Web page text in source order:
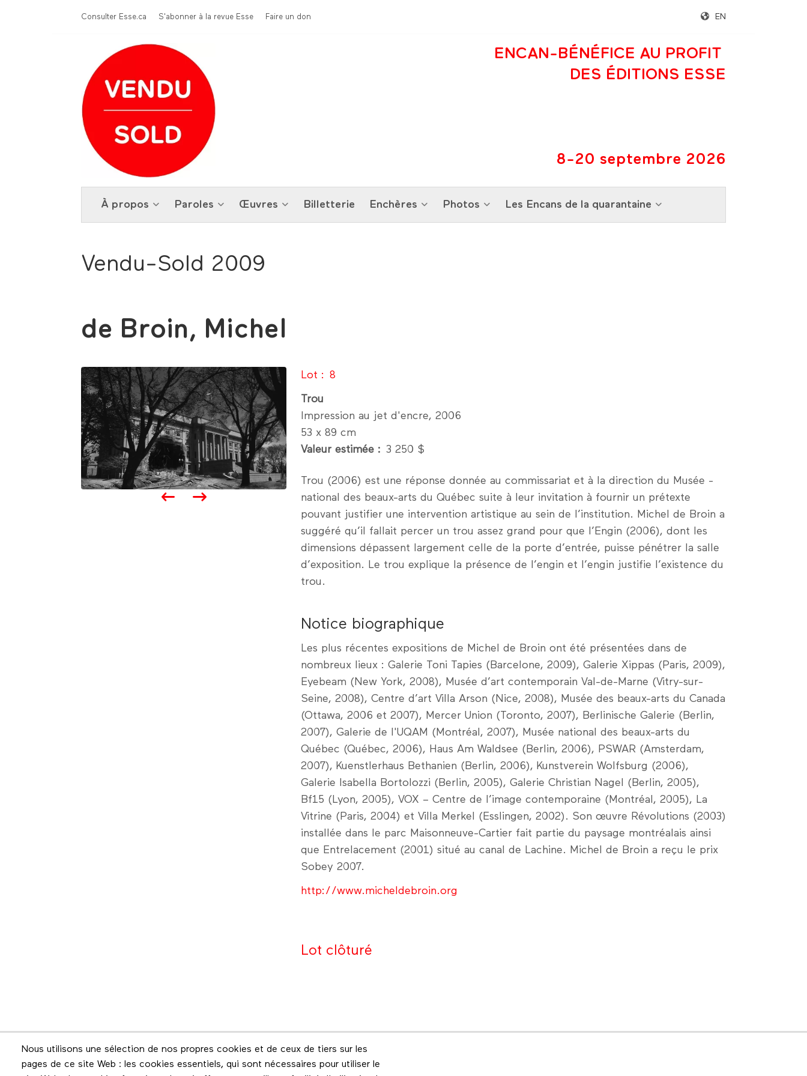
Menu Top
Consulter Esse.ca S'abonner à la revue Esse Faire un don EN
ENCAN-BÉNÉFICE AU PROFIT
DES ÉDITIONS ESSE
8-20 septembre 2026
À propos Paroles Œuvres Billetterie Enchères Photos Les Encans de la quarantaine
Vendu-Sold 2009
de Broin, Michel
Lot 8
Trou
Impression au jet d'encre, 2006
53 x 89 cm
Valeur estimée
3 250 $
Trou (2006) est une réponse donnée au ­commissariat et à la direction du Musée ­
national des beaux-arts du Québec suite à leur invitation à fournir un prétexte
pouvant ­justifier une ­intervention artistique au sein de l’institution. Michel de Broin a
suggéré qu’il fallait percer un trou assez grand pour que l’Engin (2006), dont les
dimensions ­dépassent largement celle de la porte d’entrée, puisse pénétrer la salle
d’exposition. Le trou explique la présence de l’engin et l’engin justifie l’existence du
trou.
Notice biographique
Les plus récentes expositions de Michel de Broin ont été présentées dans de
nombreux lieux : Galerie Toni Tapies (Barcelone, 2009), Galerie Xippas (Paris, 2009),
Eyebeam (New York, 2008), Musée d’art contemporain Val-de-Marne (Vitry-sur-
Seine, 2008), Centre d’art Villa Arson (Nice, 2008), Musée des beaux-arts du Canada
(Ottawa, 2006 et 2007), Mercer Union (Toronto, 2007), Berlinische Galerie (Berlin,
2007), Galerie de l'UQAM (Montréal, 2007), Musée national des beaux-arts du
Québec (Québec, 2006), Haus Am Waldsee (Berlin, 2006), PSWAR (Amsterdam,
2007), Kuenstlerhaus Bethanien (Berlin, 2006), Kunstverein Wolfsburg (2006),
Galerie Isabella Bortolozzi (Berlin, 2005), Galerie Christian Nagel (Berlin, 2005),
Bf15 (Lyon, 2005), VOX – Centre de l’image contemporaine (Montréal, 2005), La
Vitrine (Paris, 2004) et Villa Merkel (Esslingen, 2002). Son œuvre Révolutions (2003)
installée dans le parc Maisonneuve-Cartier fait partie du paysage montréalais ainsi
que Entrelacement (2001) situé au canal de Lachine. Michel de Broin a reçu le prix
Sobey 2007.
http://www.micheldebroin.org
Lot clôturé
Nous utilisons une sélection de nos propres cookies et de ceux de tiers sur les
pages de ce site Web : les cookies essentiels, qui sont nécessaires pour utiliser le
Infolettre
Restez en contact grâce à l'infolettre